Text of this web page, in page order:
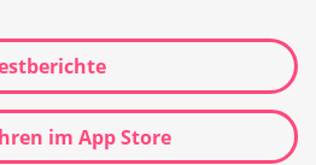
im App Store